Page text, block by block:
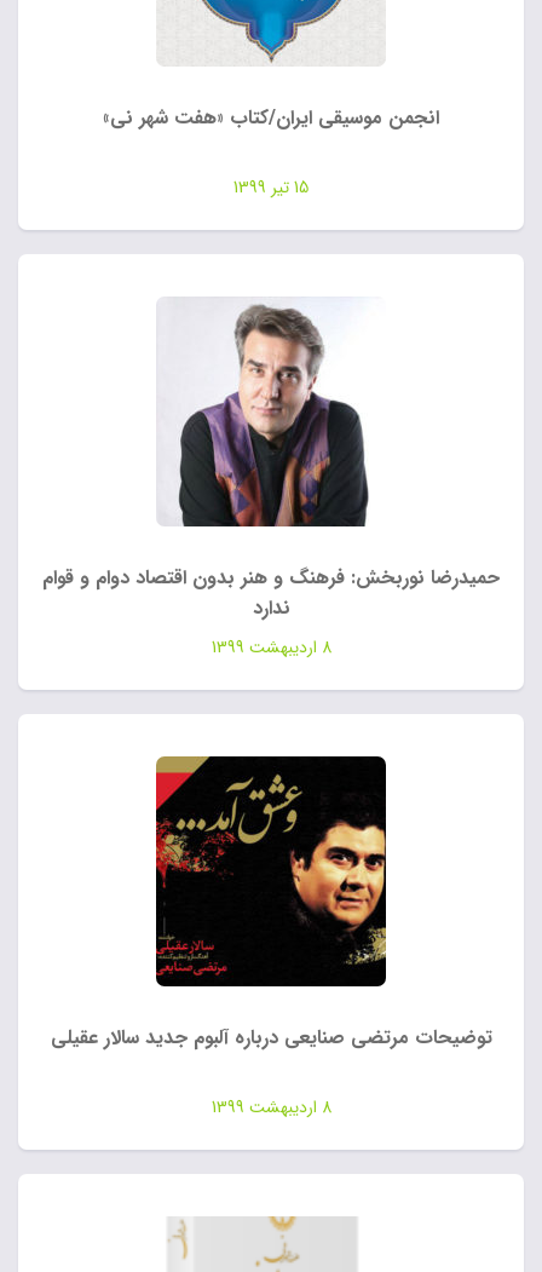
انجمن موسیقی ایران/کتاب «هفت شهر نی»
15 تیر 1399
حمیدرضا نوربخش: فرهنگ و هنر بدون اقتصاد دوام و قوام
ندارد
8 اردیبهشت 1399
توضیحات مرتضی صنایعی درباره آلبوم جدید سالار عقیلی
8 اردیبهشت 1399